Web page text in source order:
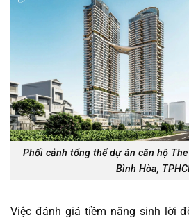
Phối cảnh tổng thể dự án căn hộ
Bình Hòa,
Việc đánh giá tiềm năng sinh lời